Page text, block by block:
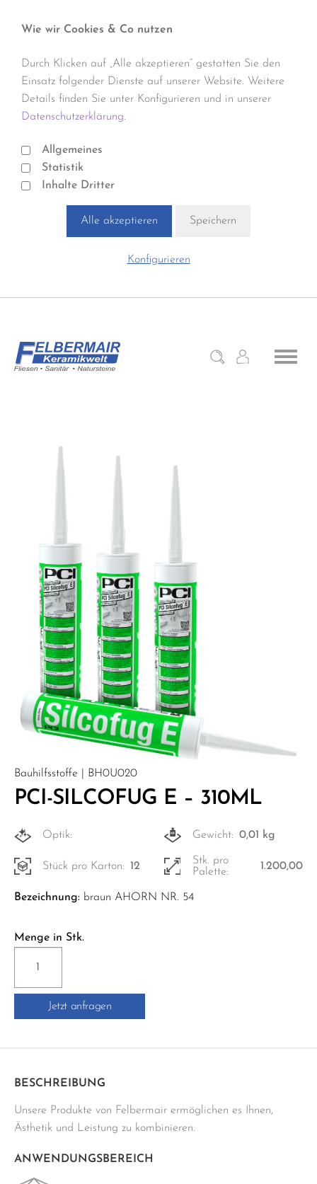
Wie wir Cookies & Co nutzen
Durch Klicken auf „Alle akzeptieren“ gestatten Sie den
Einsatz folgender Dienste auf unserer Website. Weitere
Details finden Sie unter Konfigurieren und in unserer
Datenschutzerklärung.
Allgemeines
Statistik
Inhalte Dritter
Alle akzeptieren Speichern
Konfigurieren
Bauhilfsstoffe | BH0U020
PCI-SILCOFUG E – 310ML
Optik: Gewicht: 0,01 kg
Stück pro Karton: 12
Stk. pro
Palette:
1.200,00
Bezeichnung: braun AHORN NR. 54
Menge in Stk.
SILCOFUG
E
Jetzt anfragen
BESCHREIBUNG
Unsere Produkte von Felbermair ermöglichen es Ihnen,
Ästhetik und Leistung zu kombinieren.
ANWENDUNGSBEREICH